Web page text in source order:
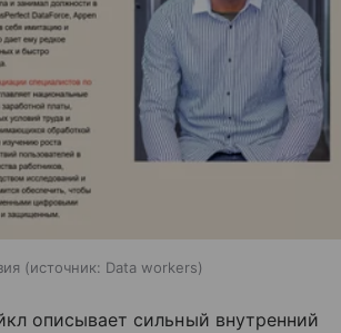
источник: Data workers
описывает сильный внутренний